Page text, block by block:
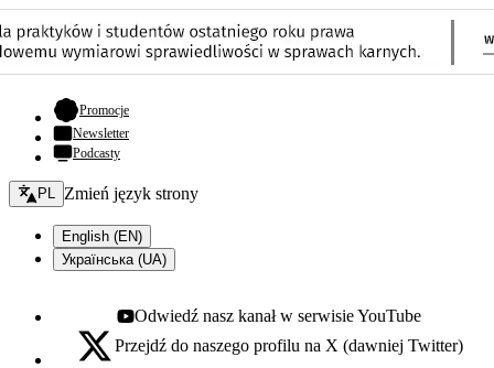
Promocje- otwiera się w nowej karcie
Newsletter
Podcasty
Zmień język - bieżący:
PL Zmień język strony
English (EN)
Українська (UA)
Youtube - otwiera się w nowej karcie
Odwiedź nasz kanał w serwisie YouTube
X - otwiera się w nowej karcie
Przejdź do naszego profilu na X (dawniej Twitter)